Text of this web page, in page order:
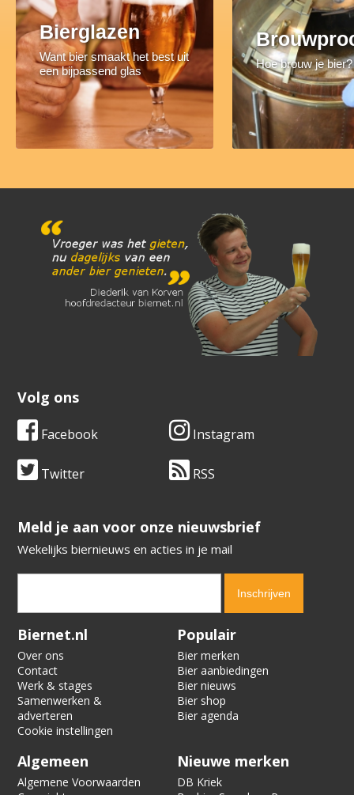
Bierglazen
Want bier smaakt het best uit
een bijpassend glas
Hoe brouw je bier?
Volg ons
Facebook Instagram
Twitter RSS
​​​​​​​Meld je aan voor onze nieuwsbrief
Wekelijks biernieuws en acties in je mail
Verification code:
Biernet.nl
Over ons
Contact
Werk & stages
Samenwerken &
adverteren
Cookie instellingen
Populair
Bier merken
Bier aanbiedingen
Bier nieuws
Bier shop
Bier agenda
Algemeen
Algemene Voorwaarden
Nieuwe merken
DB Kriek